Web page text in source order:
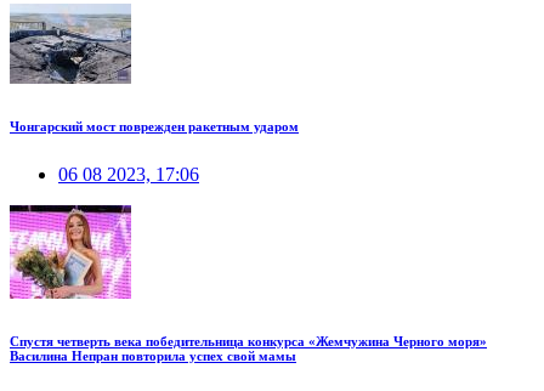
Чонгарский мост поврежден ракетным ударом
06 08 2023, 17:06
Спустя четверть века победительница конкурса «Жемчужина Черного моря»
Василина Непран повторила успех свой мамы